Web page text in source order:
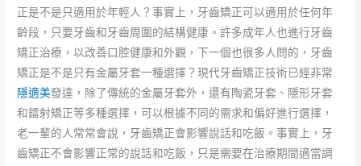
正是不是只適用於年輕人？事實上，牙齒矯正可以適用於任何年
齡段，只要牙齒和牙齒周圍的結構健康。許多成年人也進行牙齒
矯正治療，以改善口腔健康和外觀，下一個也很多人問的，牙齒
矯正是不是只有金屬牙套一種選擇？現代牙齒矯正技術已經非常
隱適美發達，除了傳統的金屬牙套外，還有陶瓷牙套、隱形牙套
和鐳射矯正等多種選擇，可以根據不同的需求和偏好進行選擇，
老一輩的人常常會說，牙齒矯正會影響說話和吃飯。事實上，牙
齒矯正不會影響正常的說話和吃飯，只是需要在治療期間適當調